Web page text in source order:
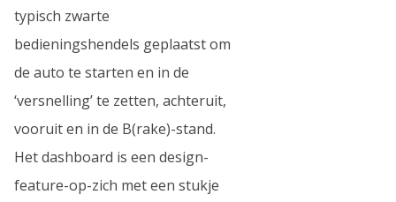
typisch zwarte
bedieningshendels geplaatst om
de auto te starten en in de
‘versnelling’ te zetten, achteruit,
vooruit en in de B(rake)-stand.
Het dashboard is een design-
feature-op-zich met een stukje